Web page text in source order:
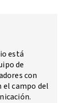
está
de
con
el campo del